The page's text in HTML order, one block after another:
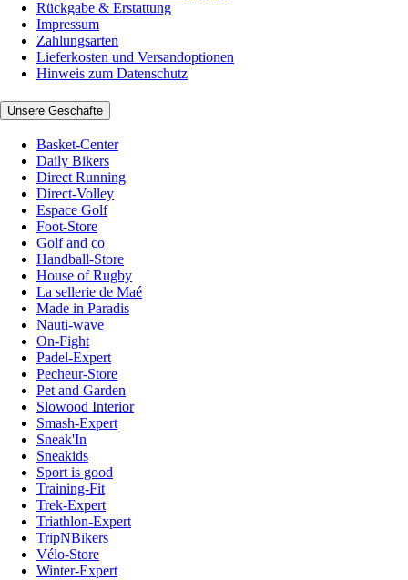
Rückgabe & Erstattung
Impressum
Zahlungsarten
Lieferkosten und Versandoptionen
Hinweis zum Datenschutz
Unsere Geschäfte
Basket-Center
Daily Bikers
Direct Running
Direct-Volley
Espace Golf
Foot-Store
Golf and co
Handball-Store
House of Rugby
La sellerie de Maé
Made in Paradis
Nauti-wave
On-Fight
Padel-Expert
Pecheur-Store
Pet and Garden
Slowood Interior
Smash-Expert
Sneak'In
Sneakids
Sport is good
Training-Fit
Trek-Expert
Triathlon-Expert
TripNBikers
Vélo-Store
Winter-Expert